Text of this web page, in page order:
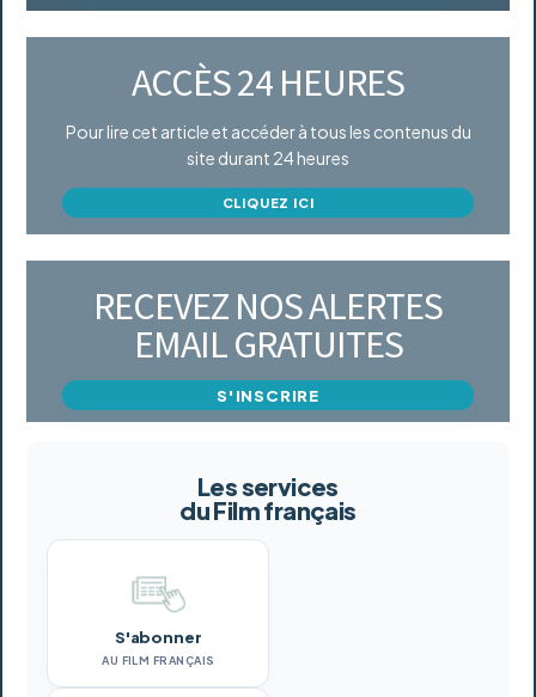
ACCÈS 24 HEURES
Pour lire cet article et accéder à tous les contenus du
site durant 24 heures
CLIQUEZ ICI
RECEVEZ NOS ALERTES
EMAIL GRATUITES
S'INSCRIRE
Les services
du Film français
S'abonner
AU FILM FRANÇAIS